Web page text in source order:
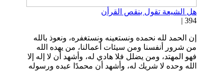
هل الشيعة تقول بنقص القرأن
394 |
إن الحمد لله نحمده ونستعينه ونستغفره، ونعوذ بالله
من شرور أنفسنا ومن سيئات أعمالنا، من يهده الله
فهو المهتد، ومن يضلل فلا هادي له، وأشهد أن لا إله إلا
الله وحده لا شريك له، وأشهد أن محمدًا عبده ورسوله